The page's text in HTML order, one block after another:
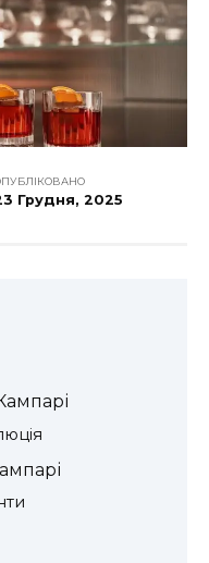
Грудня, 2025